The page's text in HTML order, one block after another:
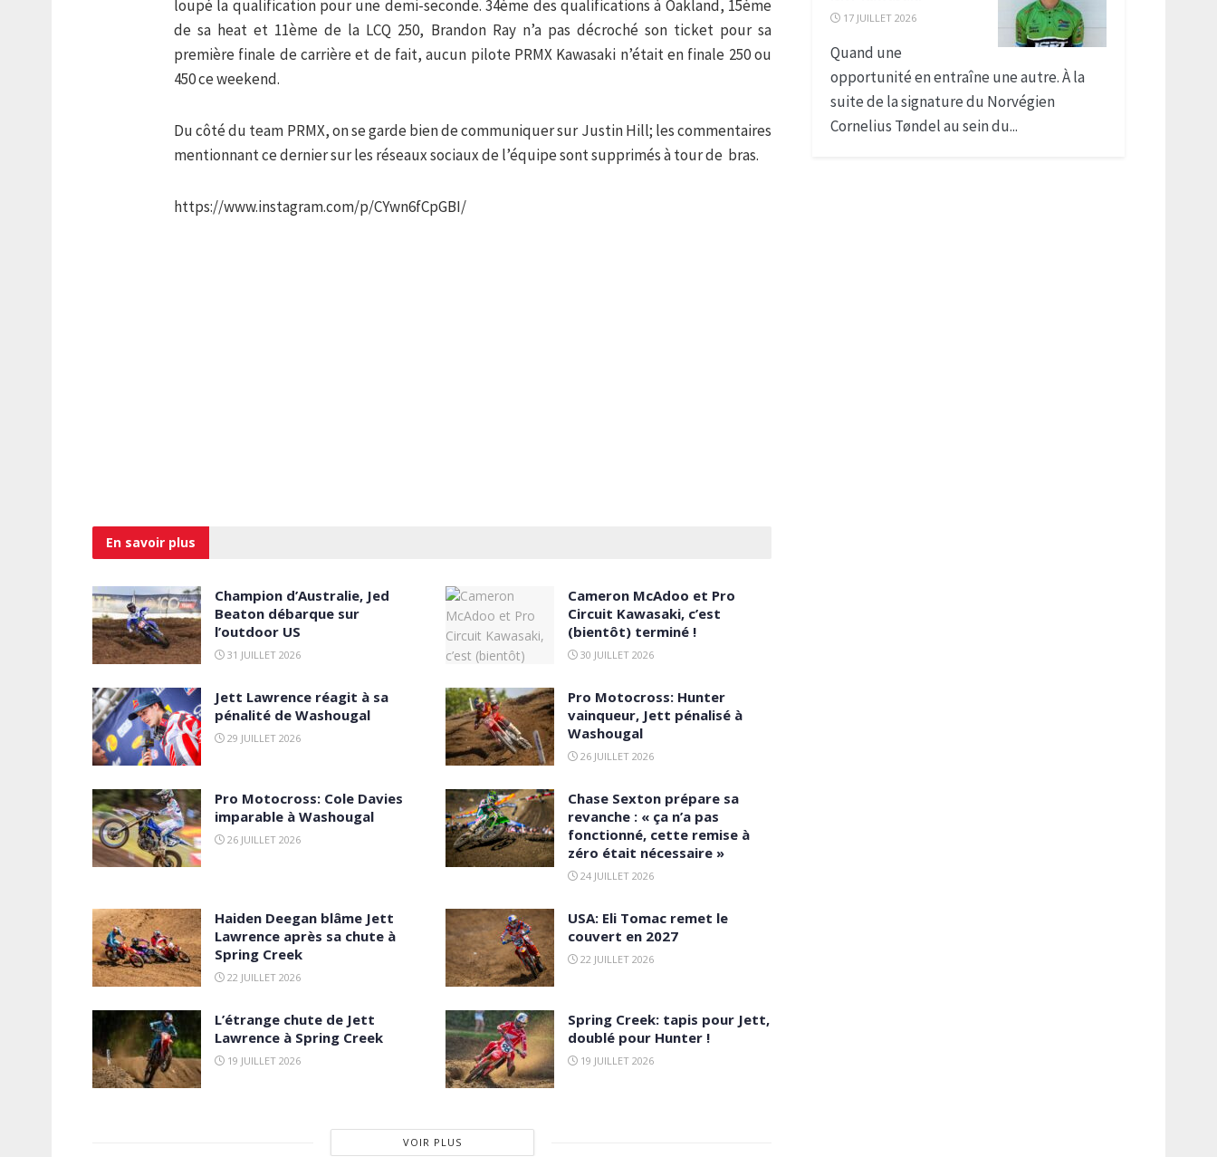
loupé la qualification pour une demi-seconde. 34ème des qualifications à Oakland, 15ème
de sa heat et 11ème de la LCQ 250, Brandon Ray n’a pas décroché son ticket pour sa
première finale de carrière et de fait, aucun pilote PRMX Kawasaki n’était en finale 250 ou
450 ce weekend.
Du côté du team PRMX, on se garde bien de communiquer sur Justin Hill; les commentaires
mentionnant ce dernier sur les réseaux sociaux de l’équipe sont supprimés à tour de bras.
https://www.instagram.com/p/CYwn6fCpGBI/
En savoir plus
Champion d’Australie, Jed
Beaton débarque sur
l’outdoor US
31 JUILLET 2026
Cameron McAdoo et Pro
Circuit Kawasaki, c’est
(bientôt) terminé !
30 JUILLET 2026
Jett Lawrence réagit à sa
pénalité de Washougal
29 JUILLET 2026
Pro Motocross: Hunter
vainqueur, Jett pénalisé à
Washougal
26 JUILLET 2026
Pro Motocross: Cole Davies
imparable à Washougal
26 JUILLET 2026
Chase Sexton prépare sa
revanche : « ça n’a pas
fonctionné, cette remise à
zéro était nécessaire »
24 JUILLET 2026
Haiden Deegan blâme Jett
Lawrence après sa chute à
Spring Creek
22 JUILLET 2026
USA: Eli Tomac remet le
couvert en 2027
22 JUILLET 2026
L’étrange chute de Jett
Lawrence à Spring Creek
19 JUILLET 2026
Spring Creek: tapis pour Jett,
doublé pour Hunter !
19 JUILLET 2026
VOIR PLUS
17 JUILLET 2026
Quand une
opportunité en entraîne une autre. À la
suite de la signature du Norvégien
Cornelius Tøndel au sein du...